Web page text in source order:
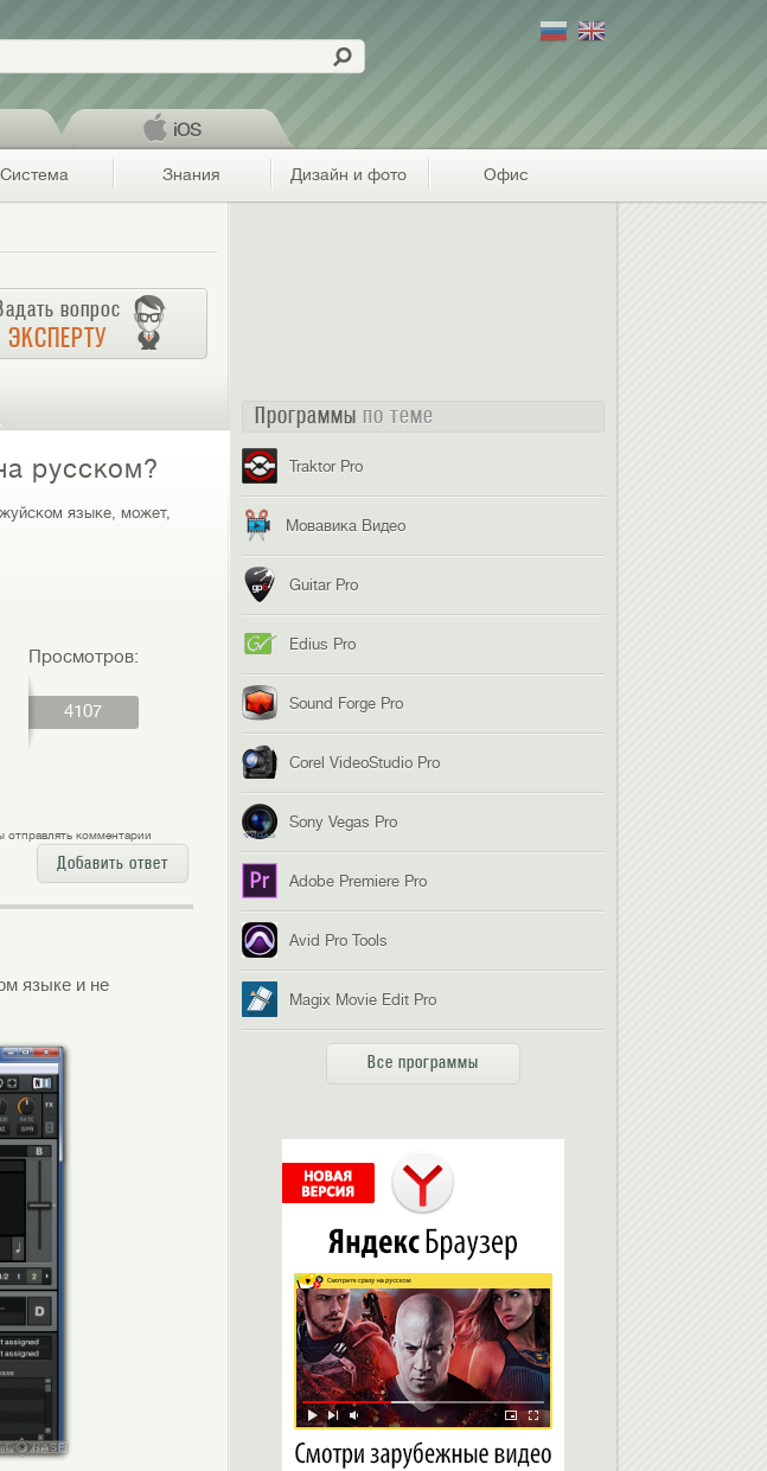
iOS
Система Знания Дизайн и фото Офис
вопрос
ЭКСПЕРТУ
русском?
языке, может,
Просмотров:
4107
отправлять комментарии
Добавить ответ
языке и не
Программы по теме
Traktor Pro
Мовавика Видео
Guitar Pro
Edius Pro
Sound Forge Pro
Corel VideoStudio Pro
Sony Vegas Pro
Adobe Premiere Pro
Avid Pro Tools
Magix Movie Edit Pro
Все программы